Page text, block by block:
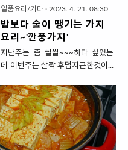
단을 다 소비하기가 힘들다는 것인
데~볶아서 먹으니까 하루에 한단을
다 먹어 치우겠더라고요.간단하게
식사대용도 되고~ 살짝 간을 세게
해서 반찬으로 먹어도 됩니다.데쳐
서 무쳐 먹거나 된장국에 끓여서 먹
양 가득 채우세요. 식사대용
OK~ 반찬도 OK~ 초간단 '시금치
볶음' 1. 재료 준비 ( 1인분 식사대
용) ▣ 주재료 : 시금치 1/2단 , 훈제
오리고기 1종이컵, 식용유2 * 시금
일품요리/기타 · 2023. 4. 21. 08:30
밥보다 술이 땡기는 가지
요리~'깐풍가지'
지난주는 좀 쌀쌀~~~하다 싶었는
데 이번주는 살짝 후덥지근한것이...
것은 싫지만 대신 채소들이 무럭무
럭 자라주니 한달전까지만해도 비
쌌던 채소값이 착해져서 좋아요. 다
양한~ 싱싱한 것들을 부담없이 사
먹을 수가 있잖아요. 여름 채소 중에